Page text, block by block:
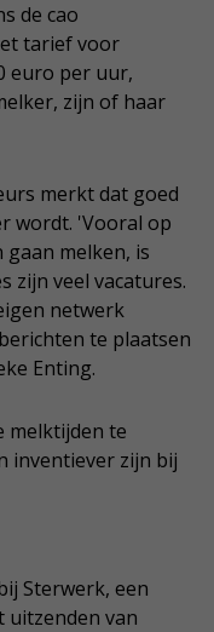
de cao
tarief voor
euro per uur,
zijn of haar
merkt dat goed
wordt. 'Vooral op
melken, is
zijn veel vacatures.
netwerk
te plaatsen
Enting.
melktijden te
inventiever zijn bij
Sterwerk, een
uitzenden van